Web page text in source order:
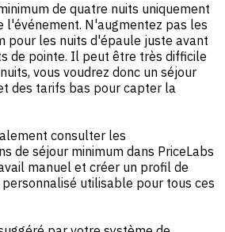
de quatre nuits uniquement
l'événement. N'augmentez pas les
pour les nuits d'épaule juste avant
de pointe. Il peut être très difficile
vous voudrez donc un séjour
des tarifs bas pour capter la
consulter les
de séjour minimum dans PriceLabs
manuel et créer un profil de
utilisable pour tous ces